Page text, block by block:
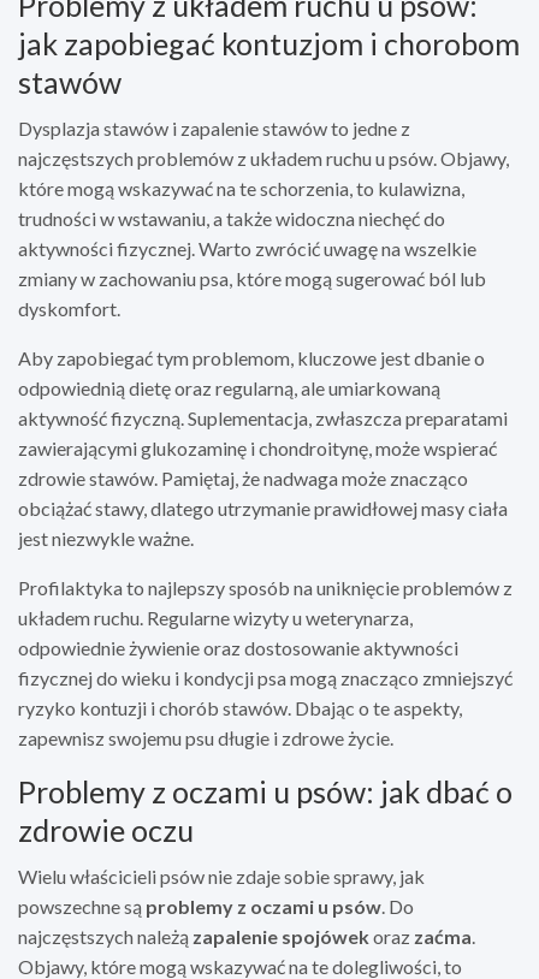
jak zapobiegać kontuzjom i chorobom
stawów
Dysplazja stawów i zapalenie stawów to jedne z
najczęstszych problemów z układem ruchu u psów. Objawy,
które mogą wskazywać na te schorzenia, to kulawizna,
trudności w wstawaniu, a także widoczna niechęć do
aktywności fizycznej. Warto zwrócić uwagę na wszelkie
zmiany w zachowaniu psa, które mogą sugerować ból lub
dyskomfort.
Aby zapobiegać tym problemom, kluczowe jest dbanie o
odpowiednią dietę oraz regularną, ale umiarkowaną
aktywność fizyczną. Suplementacja, zwłaszcza preparatami
zawierającymi glukozaminę i chondroitynę, może wspierać
zdrowie stawów. Pamiętaj, że nadwaga może znacząco
obciążać stawy, dlatego utrzymanie prawidłowej masy ciała
jest niezwykle ważne.
Profilaktyka to najlepszy sposób na uniknięcie problemów z
układem ruchu. Regularne wizyty u weterynarza,
odpowiednie żywienie oraz dostosowanie aktywności
fizycznej do wieku i kondycji psa mogą znacząco zmniejszyć
ryzyko kontuzji i chorób stawów. Dbając o te aspekty,
zapewnisz swojemu psu długie i zdrowe życie.
Problemy z oczami u psów: jak dbać o
zdrowie oczu
Wielu właścicieli psów nie zdaje sobie sprawy, jak
powszechne są problemy z oczami u psów. Do
najczęstszych należą zapalenie spojówekoraz zaćma.
Objawy, które mogą wskazywać na te dolegliwości, to